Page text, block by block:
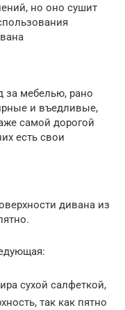
но оно сушит
за мебелью, рано
и въедливые,
самой дорогой
есть свои
дивана из
сухой салфеткой,
так как пятно